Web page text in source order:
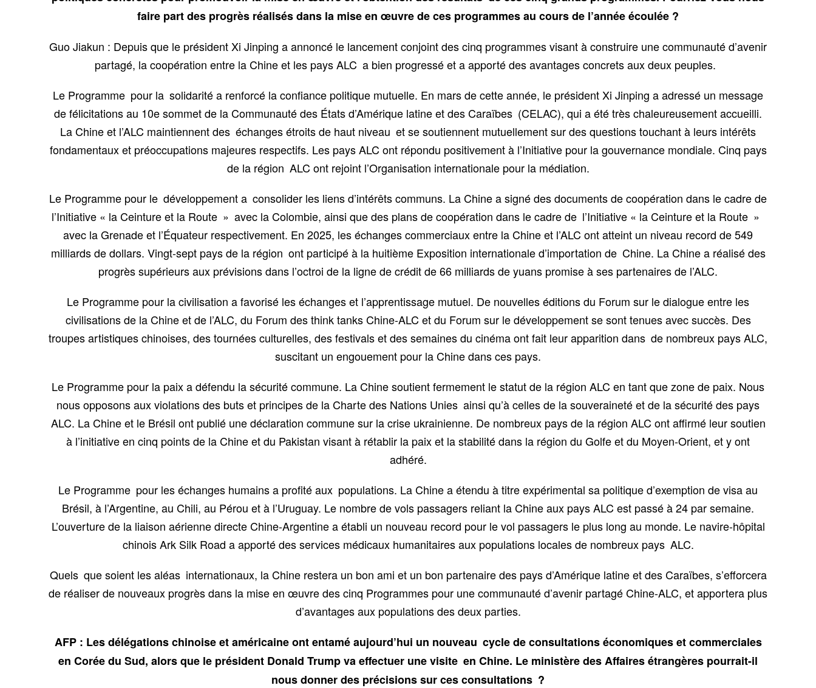
faire part des progrès réalisés dans la mise en œuvre de ces programmes au cours de l’année écoulée ?
Guo Jiakun : Depuis que le président Xi Jinping a annoncé le lancement conjoint des cinq programmes visant à construire une communauté d’avenir
partagé, la coopération entre la Chine et les pays ALC a bien progressé et a apporté des avantages concrets aux deux peuples.
Le Programme pour la solidarité a renforcé la confiance politique mutuelle. En mars de cette année, le président Xi Jinping a adressé un message
de félicitations au 10e sommet de la Communauté des États d’Amérique latine et des Caraïbes (CELAC), qui a été très chaleureusement accueilli.
La Chine et l’ALC maintiennent des échanges étroits de haut niveau et se soutiennent mutuellement sur des questions touchant à leurs intérêts
fondamentaux et préoccupations majeures respectifs. Les pays ALC ont répondu positivement à l’Initiative pour la gouvernance mondiale. Cinq pays
de la région ALC ont rejoint l’Organisation internationale pour la médiation.
Le Programme pour le développement a consolider les liens d’intérêts communs. La Chine a signé des documents de coopération dans le cadre de
l’Initiative « la Ceinture et la Route » avec la Colombie, ainsi que des plans de coopération dans le cadre de l’Initiative « la Ceinture et la Route »
avec la Grenade et l’Équateur respectivement. En 2025, les échanges commerciaux entre la Chine et l’ALC ont atteint un niveau record de 549
milliards de dollars. Vingt-sept pays de la région ont participé à la huitième Exposition internationale d’importation de Chine. La Chine a réalisé des
progrès supérieurs aux prévisions dans l’octroi de la ligne de crédit de 66 milliards de yuans promise à ses partenaires de l’ALC.
Le Programme pour la civilisation a favorisé les échanges et l’apprentissage mutuel. De nouvelles éditions du Forum sur le dialogue entre les
civilisations de la Chine et de l’ALC, du Forum des think tanks Chine-ALC et du Forum sur le développement se sont tenues avec succès. Des
troupes artistiques chinoises, des tournées culturelles, des festivals et des semaines du cinéma ont fait leur apparition dans de nombreux pays ALC,
suscitant un engouement pour la Chine dans ces pays.
Le Programme pour la paix a défendu la sécurité commune. La Chine soutient fermement le statut de la région ALC en tant que zone de paix. Nous
nous opposons aux violations des buts et principes de la Charte des Nations Unies ainsi qu’à celles de la souveraineté et de la sécurité des pays
ALC. La Chine et le Brésil ont publié une déclaration commune sur la crise ukrainienne. De nombreux pays de la région ALC ont affirmé leur soutien
à l’initiative en cinq points de la Chine et du Pakistan visant à rétablir la paix et la stabilité dans la région du Golfe et du Moyen-Orient, et y ont
adhéré.
Le Programme pour les échanges humains a profité aux populations. La Chine a étendu à titre expérimental sa politique d’exemption de visa au
Brésil, à l’Argentine, au Chili, au Pérou et à l’Uruguay. Le nombre de vols passagers reliant la Chine aux pays ALC est passé à 24 par semaine.
L’ouverture de la liaison aérienne directe Chine-Argentine a établi un nouveau record pour le vol passagers le plus long au monde. Le navire-hôpital
chinois Ark Silk Road a apporté des services médicaux humanitaires aux populations locales de nombreux pays ALC.
Quels que soient les aléas internationaux, la Chine restera un bon ami et un bon partenaire des pays d’Amérique latine et des Caraïbes, s’efforcera
de réaliser de nouveaux progrès dans la mise en œuvre des cinq Programmes pour une communauté d’avenir partagé Chine-ALC, et apportera plus
d’avantages aux populations des deux parties.
AFP : Les délégations chinoise et américaine ont entamé aujourd’hui un nouveau cycle de consultations économiques et commerciales
en Corée du Sud, alors que le président Donald Trump va effectuer une visite en Chine. Le ministère des Affaires étrangères pourrait-il
nous donner des précisions sur ces consultations ?